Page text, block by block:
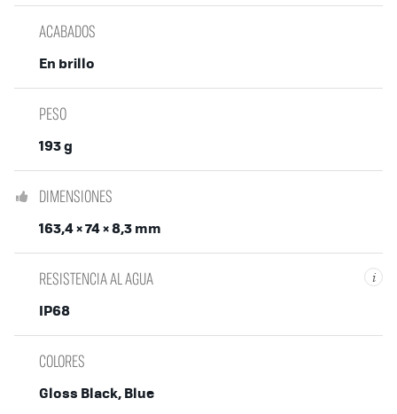
ACABADOS
En brillo
PESO
193 g
DIMENSIONES
163,4 × 74 × 8,3 mm
i
RESISTENCIA AL AGUA
IP68
COLORES
Gloss Black, Blue